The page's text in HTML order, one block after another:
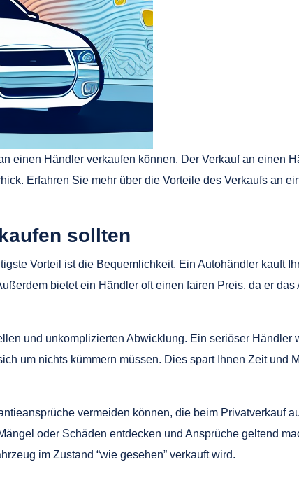
einen Händler verkaufen können. Der Verkauf an einen
Erfahren Sie mehr über die Vorteile des Verkaufs an
sollten
Vorteil ist die Bequemlichkeit. Ein Autohändler kauft
bietet ein Händler oft einen fairen Preis, da er das
und unkomplizierten Abwicklung. Ein seriöser Händler
um nichts kümmern müssen. Dies spart Ihnen Zeit und
vermeiden können, die beim Privatverkauf
oder Schäden entdecken und Ansprüche geltend
im Zustand “wie gesehen” verkauft wird.